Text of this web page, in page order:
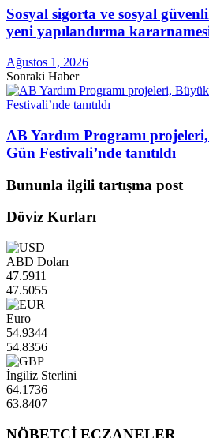
Sosyal sigorta ve sosyal
yeni yapılandırma
Ağustos 1, 2026
Sonraki Haber
AB Yardım Programı
Gün Festivali’nde tanıtıldı
Bununla ilgili tartışma post
Döviz Kurları
ABD Doları
47.5911
47.5055
Euro
54.9344
54.8356
İngiliz Sterlini
64.1736
63.8407
NÖBETÇİ ECZANELER